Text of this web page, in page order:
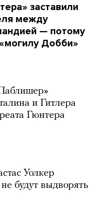
заставили
между
— потому
Добби»
и Гитлера
Гюнтера
Уолкер
будут выдворять